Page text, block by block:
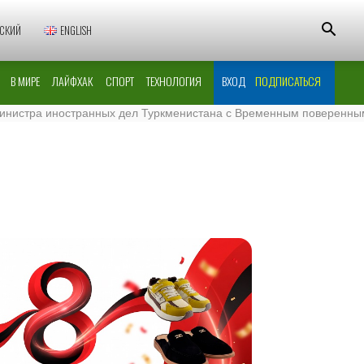
ENGLISH
В МИРЕ ЛАЙФХАК СПОРТ ТЕХНОЛОГИЯ ВХОД ПОДПИСАТЬСЯ
иностранных дел Туркменистана с Временным поверенным в